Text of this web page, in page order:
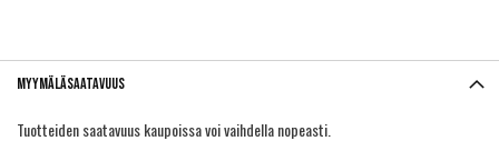
Myymäläsaatavuus
Tuotteiden saatavuus kaupoissa voi vaihdella nopeasti.